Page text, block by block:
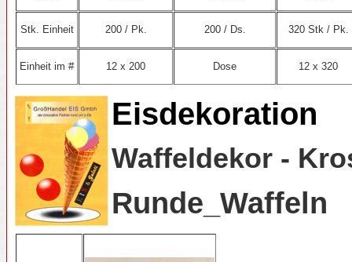
Stk. Einheit 200 / Pk. 200 / Ds. 320 Stk / Pk.
Einheit im # 12 x 200 Dose 12 x 320
Eisdekoration
Waffeldekor -
Runde_Waffeln